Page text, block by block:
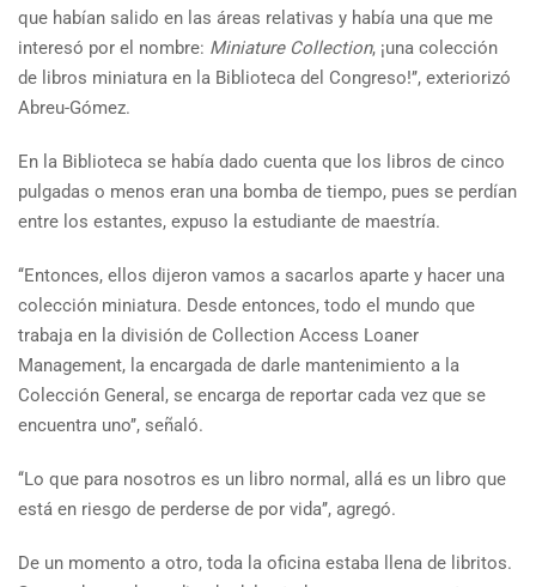
que habían salido en las áreas relativas y había una que me
interesó por el nombre: Miniature Collection, ¡una colección
de libros miniatura en la Biblioteca del Congreso!’’, exteriorizó
Abreu-Gómez.
En la Biblioteca se había dado cuenta que los libros de cinco
pulgadas o menos eran una bomba de tiempo, pues se perdían
entre los estantes, expuso la estudiante de maestría.
‘‘Entonces, ellos dijeron vamos a sacarlos aparte y hacer una
colección miniatura. Desde entonces, todo el mundo que
trabaja en la división de Collection Access Loaner
Management, la encargada de darle mantenimiento a la
Colección General, se encarga de reportar cada vez que se
encuentra uno’’, señaló.
‘‘Lo que para nosotros es un libro normal, allá es un libro que
está en riesgo de perderse de por vida’’, agregó.
De un momento a otro, toda la oficina estaba llena de libritos.